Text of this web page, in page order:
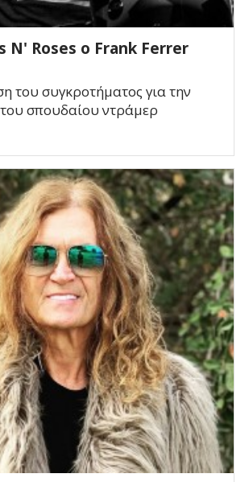
N' Roses ο Frank Ferrer
του συγκροτήματος για την
σπουδαίου ντράμερ